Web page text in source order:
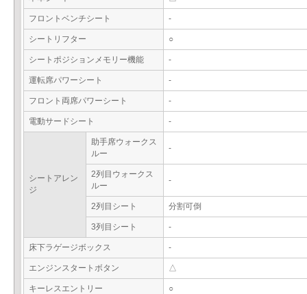
フロントベンチシート -
シートリフター ○
シートポジションメモリー機能 -
運転席パワーシート -
フロント両席パワーシート -
電動サードシート -
シートアレン
ジ
助手席ウォークス
ルー
-
2列目ウォークス
ルー
-
2列目シート 分割可倒
3列目シート -
床下ラゲージボックス -
エンジンスタートボタン △
キーレスエントリー ○